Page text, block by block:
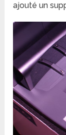
ajouté un